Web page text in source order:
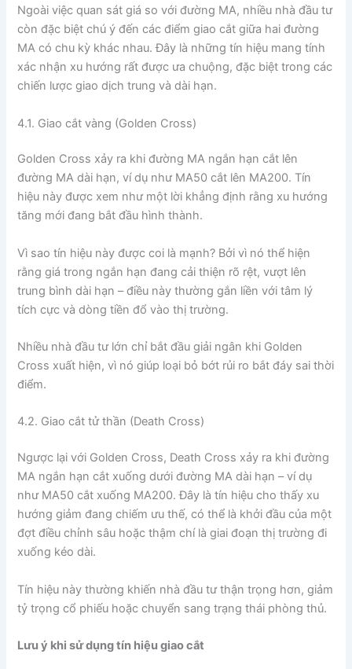
Ngoài việc quan sát giá so với đường MA, nhiều nhà đầu tư
còn đặc biệt chú ý đến các điểm giao cắt giữa hai đường
MA có chu kỳ khác nhau. Đây là những tín hiệu mang tính
xác nhận xu hướng rất được ưa chuộng, đặc biệt trong các
chiến lược giao dịch trung và dài hạn.
4.1. Giao cắt vàng (Golden Cross)
Golden Cross xảy ra khi đường MA ngắn hạn cắt lên
đường MA dài hạn, ví dụ như MA50 cắt lên MA200. Tín
hiệu này được xem như một lời khẳng định rằng xu hướng
tăng mới đang bắt đầu hình thành.
Vì sao tín hiệu này được coi là mạnh? Bởi vì nó thể hiện
rằng giá trong ngắn hạn đang cải thiện rõ rệt, vượt lên
trung bình dài hạn – điều này thường gắn liền với tâm lý
tích cực và dòng tiền đổ vào thị trường.
Nhiều nhà đầu tư lớn chỉ bắt đầu giải ngân khi Golden
Cross xuất hiện, vì nó giúp loại bỏ bớt rủi ro bắt đáy sai thời
điểm.
4.2. Giao cắt tử thần (Death Cross)
Ngược lại với Golden Cross, Death Cross xảy ra khi đường
MA ngắn hạn cắt xuống dưới đường MA dài hạn – ví dụ
như MA50 cắt xuống MA200. Đây là tín hiệu cho thấy xu
hướng giảm đang chiếm ưu thế, có thể là khởi đầu của một
đợt điều chỉnh sâu hoặc thậm chí là giai đoạn thị trường đi
xuống kéo dài.
Tín hiệu này thường khiến nhà đầu tư thận trọng hơn, giảm
tỷ trọng cổ phiếu hoặc chuyển sang trạng thái phòng thủ.
Lưu ý khi sử dụng tín hiệu giao cắt